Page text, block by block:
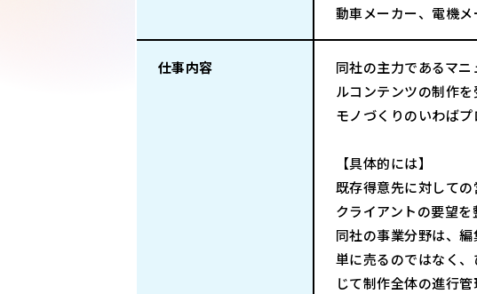
動車メーカー、電機メ
仕事内容
同社の主力であるマ
ルコンテンツの制作を
モノづくりのいわばプ
【具体的には】
既存得意先に対しての
クライアントの要望
同社の事業分野は、
単に売るのではなく
じて制作全体の進行